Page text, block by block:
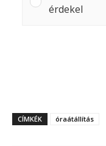
érdekel
CÍMKÉK óraátállítás